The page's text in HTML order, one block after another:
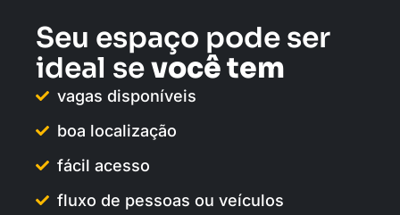
Seu espaço pode ser
ideal sevocê tem
vagas disponíveis
boa localização
fácil acesso
fluxo de pessoas ou veículos